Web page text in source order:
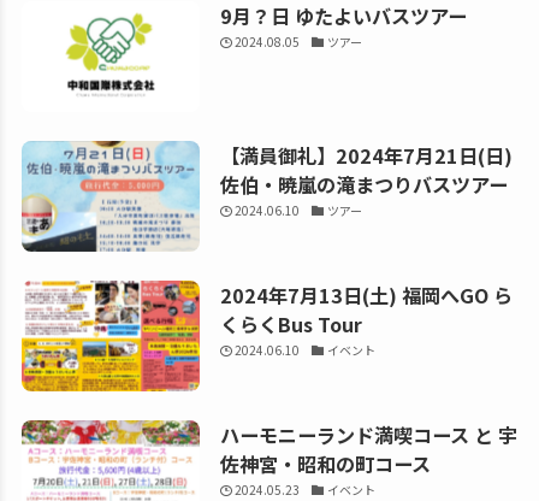
9月？日 ゆたよいバスツアー
2024.08.05 ツアー
【満員御礼】2024年7月21日(日)
佐伯・暁嵐の滝まつりバスツアー
2024.06.10 ツアー
2024年7月13日(土) 福岡へGO ら
くらくBus Tour
2024.06.10 イベント
ハーモニーランド満喫コース と 宇
佐神宮・昭和の町コース
2024.05.23 イベント